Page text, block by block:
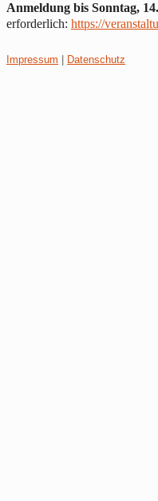
Anmeldung bis Sonntag,
erforderlich: https://
Impressum Datenschutz